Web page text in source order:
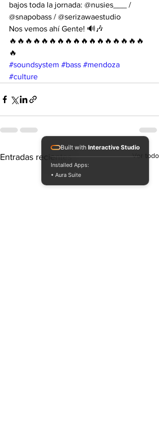
bajos toda la jornada: @nusies___ /
@snapobass / @serizawaestudio
Nos vemos ahí Gente! 🔊🎶
🔥🔥🔥🔥🔥🔥🔥🔥🔥🔥🔥🔥🔥🔥🔥🔥🔥
🔥
#soundsystem #bass #mendoza
#culture
Entradas recientes Ver todo
Built with Interactive Studio
Installed Apps:
• Aura Suite